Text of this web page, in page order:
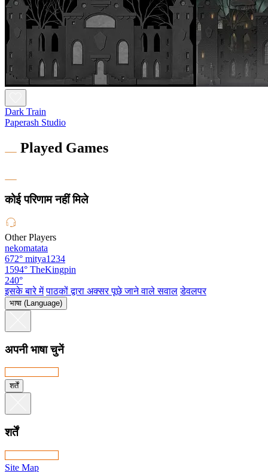
Dark Train
Paperash Studio
Played Games
कोई परिणाम नहीं मिले
Other Players
nekomatata
672° mitya1234
1594° TheKingpin
240°
इसके बारे में पाठकों द्वारा अक्सर पूछे जाने वाले सवाल डेवलपर
भाषा (Language)
अपनी भाषा चुनें
शर्तें
शर्तें
Site Map